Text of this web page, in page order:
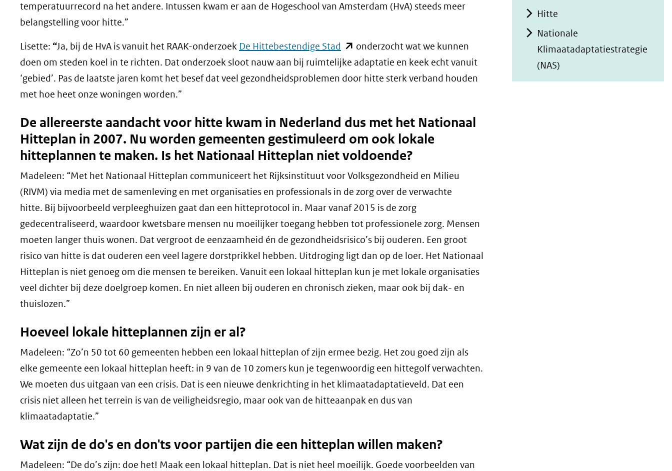
temperatuurrecord na het andere. Intussen kwam er aan de Hogeschool van Amsterdam (HvA) steeds meer
belangstelling voor hitte.”
Lisette: “Ja, bij de HvA is vanuit het RAAK-onderzoek De Hittebestendige Stad (opent
in
nieuw
naar
een
andere
website)
onderzocht wat we kunnen
doen om steden koel in te richten. Dat onderzoek sloot nauw aan bij ruimtelijke adaptatie en keek echt vanuit
‘gebied’. Pas de laatste jaren komt het besef dat veel gezondheidsproblemen door hitte sterk verband houden
met hoe heet onze woningen worden.”
De allereerste aandacht voor hitte kwam in Nederland dus met het Nationaal
Hitteplan in 2007. Nu worden gemeenten gestimuleerd om ook lokale
hitteplannen te maken. Is het Nationaal Hitteplan niet voldoende?
Madeleen: “Met het Nationaal Hitteplan communiceert het Rijksinstituut voor Volksgezondheid en Milieu
(RIVM) via media met de samenleving en met organisaties en professionals in de zorg over de verwachte
hitte. Bij bijvoorbeeld verpleeghuizen gaat dan een hitteprotocol in. Maar vanaf 2015 is de zorg
gedecentraliseerd, waardoor kwetsbare mensen nu moeilijker toegang hebben tot professionele zorg. Mensen
moeten langer thuis wonen. Dat vergroot de eenzaamheid én de gezondheidsrisico’s bij ouderen. Een groot
risico van hitte is dat ouderen een veel lagere dorstprikkel hebben. Uitdroging ligt dan op de loer. Het Nationaal
Hitteplan is niet genoeg om die mensen te bereiken. Vanuit een lokaal hitteplan kun je met lokale organisaties
veel dichter bij deze doelgroep komen. En niet alleen bij ouderen en chronisch zieken, maar ook bij dak- en
thuislozen.”
Hoeveel lokale hitteplannen zijn er al?
Madeleen: “Zo’n 50 tot 60 gemeenten hebben een lokaal hitteplan of zijn ermee bezig. Het zou goed zijn als
elke gemeente een lokaal hitteplan heeft: in 9 van de 10 zomers kun je tegenwoordig een hittegolf verwachten.
We moeten dus uitgaan van een crisis. Dat is een nieuwe denkrichting in het klimaatadaptatieveld. Dat een
crisis niet alleen het terrein is van de veiligheidsregio, maar ook van de hitteaanpak en dus van
klimaatadaptatie.”
Wat zijn de do's en don'ts voor partijen die een hitteplan willen maken?
Madeleen: “De do’s zijn: doe het! Maak een lokaal hitteplan. Dat is niet heel moeilijk. Goede voorbeelden van
Hitte
Nationale
Klimaatadaptatiestrategie
(NAS)